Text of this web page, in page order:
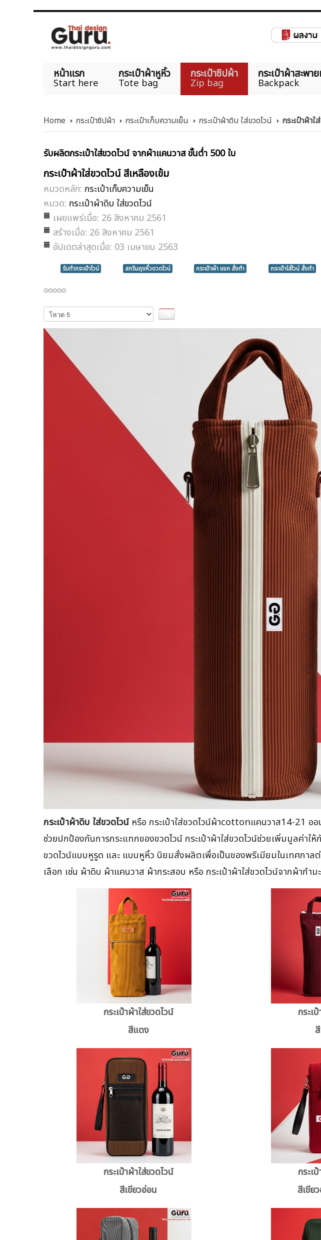
หน้าแรก
Start here
กระเป๋าผ้าหูหิ้ว
Tote bag
กระเป๋าซิปผ้า
Zip bag
กระเป๋าผ้าสะพา
Backpack
Home กระเป๋าซิปผ้า กระเป๋าเก็บความเย็น กระเป๋าผ้าดิบ ใส่ขวดไวน์ กระเป๋าผ้าใ
รับผลิตกระเป๋าใส่ขวดไวน์ จากผ้าแคนวาส ขั้นต่ำ 500 ใบ
กระเป๋าผ้าใส่ขวดไวน์ สีเหลืองเข้ม
หมวดหลัก: กระเป๋าเก็บความเย็น
หมวด: กระเป๋าผ้าดิบ ใส่ขวดไวน์
เผยแพร่เมื่อ: 26 สิงหาคม 2561
สร้างเมื่อ: 26 สิงหาคม 2561
อัปเดตล่าสุดเมื่อ: 03 เมษายน 2563
รับทำกระเป๋าไวน์ สกรีนถุงหิ้วขวดไวน์ กระเป๋าผ้า แจก สั่งทำ กระเป๋าใส่ไวน์ สั่งทำ
กรุณา
ให้
คะแนน
กระเป๋าผ้าดิบ ใส่ขวดไวน์หรือ กระเป๋าใส่ขวดไวน์ผ้าcottonแคนวาส14-21 ออ
ช่วยปกป้องกันการกระแทกของขวดไวน์ กระเป๋าผ้าใส่ขวดไวน์ช่วยเพิ่มมูลค่
ขวดไวน์แบบหูรูด และ แบบหูหิ้ว นิยมสั่งผลิตเพื่อเป็นของพรีเมียมในเทศกาล
เลือก เช่น ผ้าดิบ ผ้าแคนวาส ผ้ากระสอบ หรือ กระเป๋าผ้าใส่ขวดไวน์จากผ้าก
กระเป๋าผ้าใส่ขวดไวน์
สีแดง
กระเ
กระเป๋าผ้าใส่ขวดไวน์
สีเขียวอ่อน
กระเ
สีเขีย